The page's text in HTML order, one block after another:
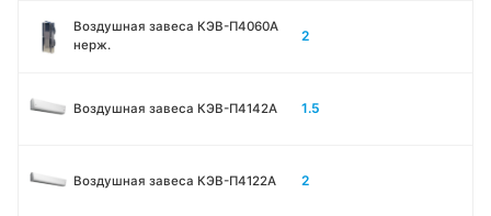
Воздушная завеса КЭВ-П4060A
нерж.
2
Воздушная завеса КЭВ-П4142A 1.5
Воздушная завеса КЭВ-П4122A 2